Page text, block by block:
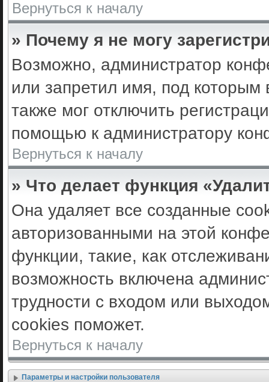
Вернуться к началу
» Почему я не могу
Возможно, администратор
или запретил имя, под которым
также мог отключить
помощью к администратору
Вернуться к началу
» Что делает функция
Она удаляет все созданные
авторизованными на этой
функции, такие, как
возможность включена
трудности с входом или
cookies поможет.
Вернуться к началу
Параметры и настройки пользователя